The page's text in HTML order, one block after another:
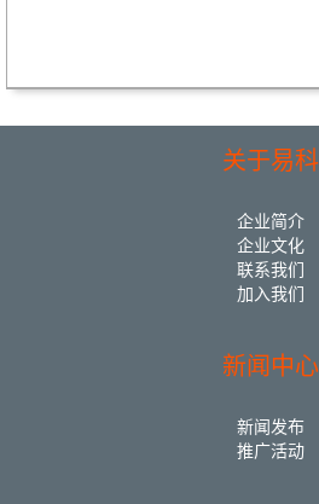
关于易科
企业简介
企业文化
联系我们
加入我们
新闻中心
新闻发布
推广活动